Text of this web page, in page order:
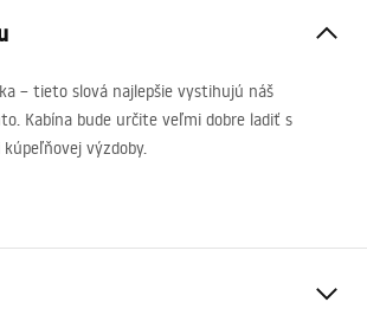
– tieto slová najlepšie vystihujú náš
Kabína bude určite veľmi dobre ladiť s
výzdoby.